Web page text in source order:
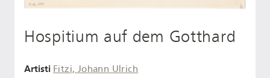
Hospitium auf dem Gotthard
Artisti Fitzi, Johann Ulrich